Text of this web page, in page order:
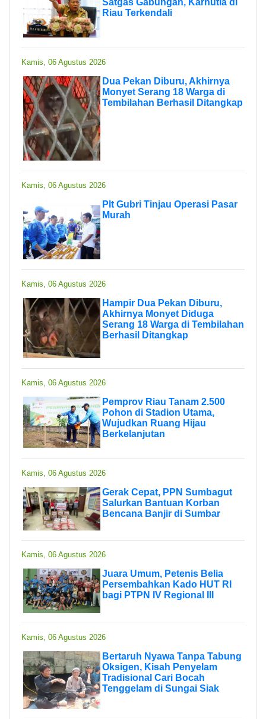
Riau Terkendali
Kamis, 06 Agustus 2026
Dua Pekan Diburu, Akhirnya
Monyet Serang 18 Warga di
Tembilahan Berhasil Ditangkap
Kamis, 06 Agustus 2026
Plt Gubri Tinjau Operasi Pasar
Murah
Kamis, 06 Agustus 2026
Hampir Dua Pekan Diburu,
Akhirnya Monyet Diduga
Serang 18 Warga di Tembilahan
Berhasil Ditangkap
Kamis, 06 Agustus 2026
Pemprov Riau Tanam 2.500
Pohon di Stadion Utama,
Wujudkan Ruang Hijau
Berkelanjutan
Kamis, 06 Agustus 2026
Gerak Cepat, PPN Sumbagut
Salurkan Bantuan Korban
Bencana Banjir di Sumbar
Kamis, 06 Agustus 2026
Juara Umum, Petenis Belia
Persembahkan Kado HUT RI
bagi PTPN IV Regional III
Kamis, 06 Agustus 2026
Bertaruh Nyawa Tanpa Tabung
Oksigen, Kisah Penyelam
Tradisional Cari Bocah
Tenggelam di Sungai Siak